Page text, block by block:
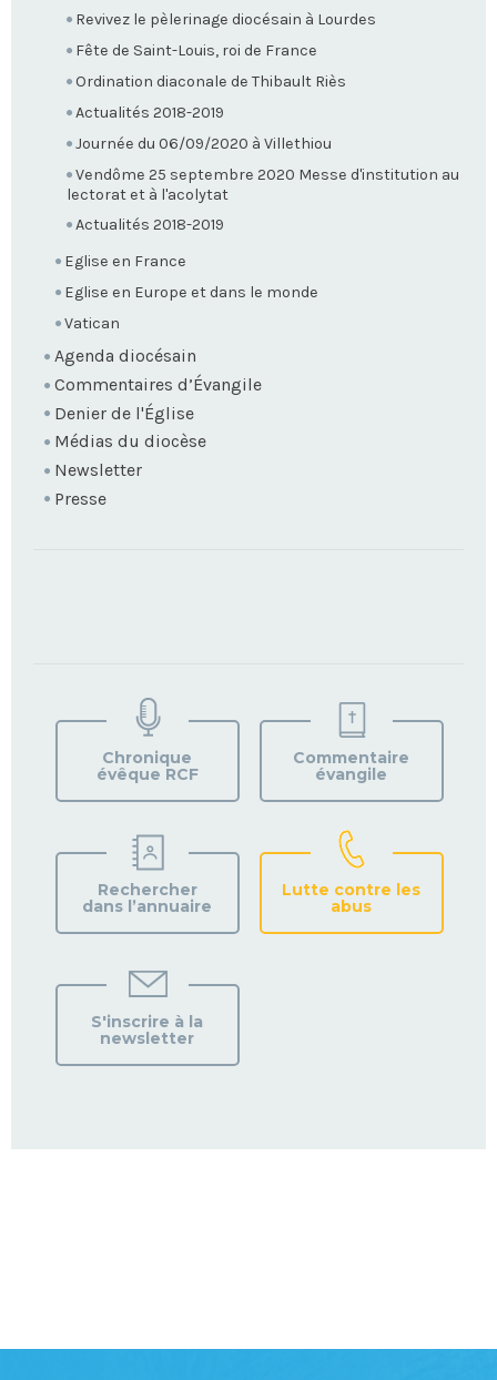
Revivez le pèlerinage diocésain à Lourdes
Fête de Saint-Louis, roi de France
Ordination diaconale de Thibault Riès
Actualités 2018-2019
Journée du 06/09/2020 à Villethiou
Vendôme 25 septembre 2020 Messe d'institution au
lectorat et à l'acolytat
Actualités 2018-2019
Eglise en France
Eglise en Europe et dans le monde
Vatican
Agenda diocésain
Commentaires d’Évangile
Denier de l'Église
Médias du diocèse
Newsletter
Presse
VOTRE
PAROISSE
Chronique
évêque RCF
Commentaire
évangile
Rechercher
dans l’annuaire
Lutte contre les
abus
S'inscrire à la
newsletter